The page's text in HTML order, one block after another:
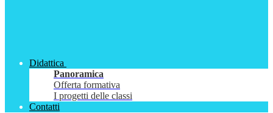
Didattica
Panoramica
Offerta formativa
I progetti delle classi
Contatti